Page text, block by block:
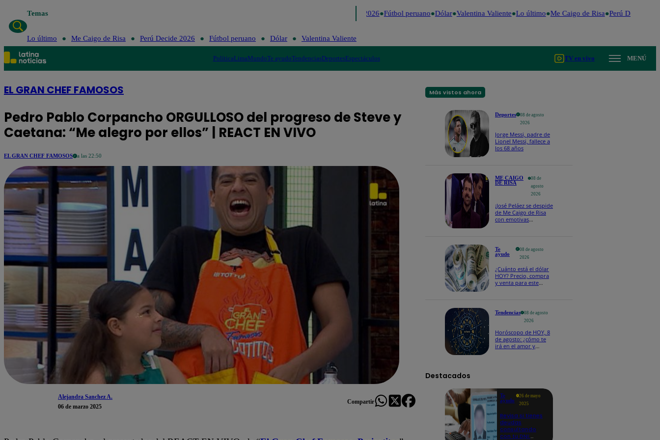
Temas Perú Decide 2026 Fútbol peruano Dólar Valentina Valiente Lo último Me Caigo de Risa Perú Decide 2026
Lo último Me Caigo de Risa Perú Decide 2026 Fútbol peruano Dólar Valentina Valiente
PolíticaLimaMundoTe ayudoTendenciasDeportesEspectáculos TV en vivo MENÚ
EL GRAN CHEF FAMOSOS
Pedro Pablo Corpancho ORGULLOSO del progreso de Steve y
Caetana: “Me alegro por ellos” | REACT EN VIVO
EL GRAN CHEF FAMOSOS a las 22:50
Alejandra Sanchez A.
06 de marzo 2025
Compartir
Más vistos ahora
Deportes
08 de agosto
2026
Jorge Messi, padre de
Lionel Messi, fallece a
los 68 años
ME CAIGO
DE RISA
08 de
agosto
2026
¡José Peláez se despide
de Me Caigo de Risa
con emotivas
Te
ayudo
08 de agosto
2026
¿Cuánto está el dólar
HOY? Precio, compra
y venta para este
Tendencias
08 de agosto
2026
Horóscopo de HOY, 8
de agosto: ¿cómo te
irá en el amor y
Destacados
Te
ayudo
26 de mayo
2025
Revisa si tienes
deudas
consultando
con tu DNI: